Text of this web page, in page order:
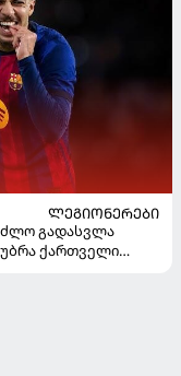
ᲚᲔᲒᲘᲝᲜᲔᲠᲔᲑᲘ
გადასვლა
ქართველი